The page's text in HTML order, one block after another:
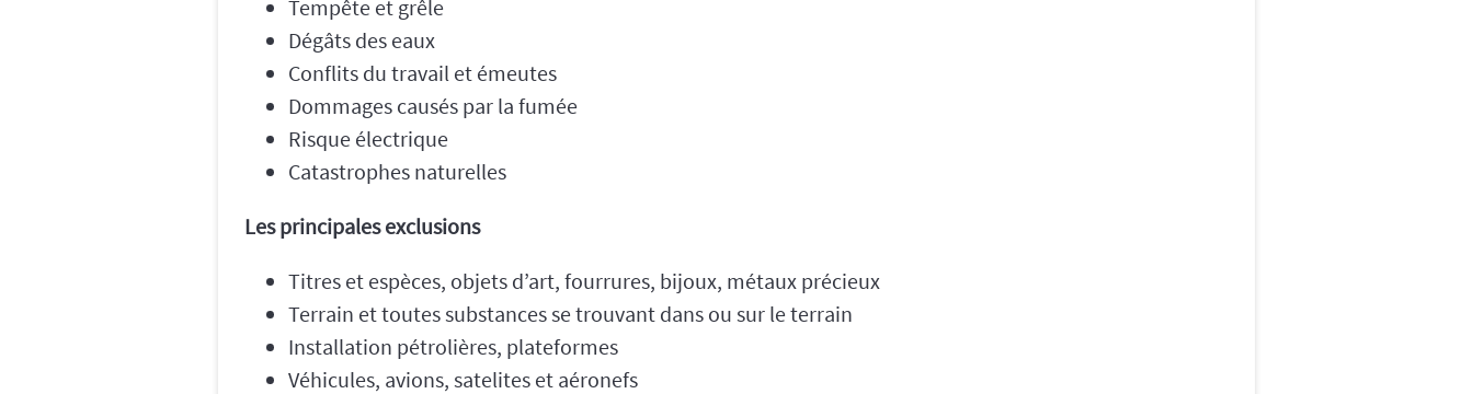
Tempête et grêle
Dégâts des eaux
Conflits du travail et émeutes
Dommages causés par la fumée
Risque électrique
Catastrophes naturelles
Les principales exclusions
Titres et espèces, objets d’art, fourrures, bijoux, métaux précieux
Terrain et toutes substances se trouvant dans ou sur le terrain
Installation pétrolières, plateformes
Véhicules, avions, satelites et aéronefs